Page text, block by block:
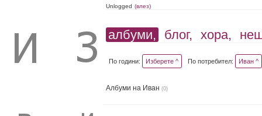
Unlogged (влез)
албуми, блог, хора,
По години: Изберете ^ По потребител: Иван ^
Албуми на Иван(0)